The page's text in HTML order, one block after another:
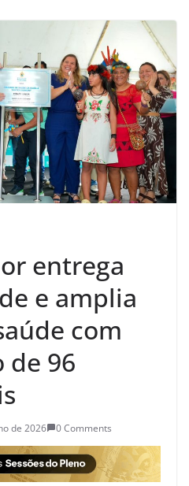
entrega
e amplia
com
de 96
de 2026 0 Comments